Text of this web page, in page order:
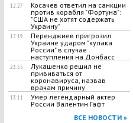
12:27
​Косачев ответил на санкции
против корабля "Фортуна":
"США не хотят содержать
Украину"
12:19
Перенджиев пригрозил
Украине ударом "кулака
России" в случае
наступления на Донбасс
23:55
Лукашенко решил не
прививаться от
коронавируса, назвав
врачам причину
13:11
Умер легендарный актер
России Валентин Гафт
ВСЕ НОВОСТИ »